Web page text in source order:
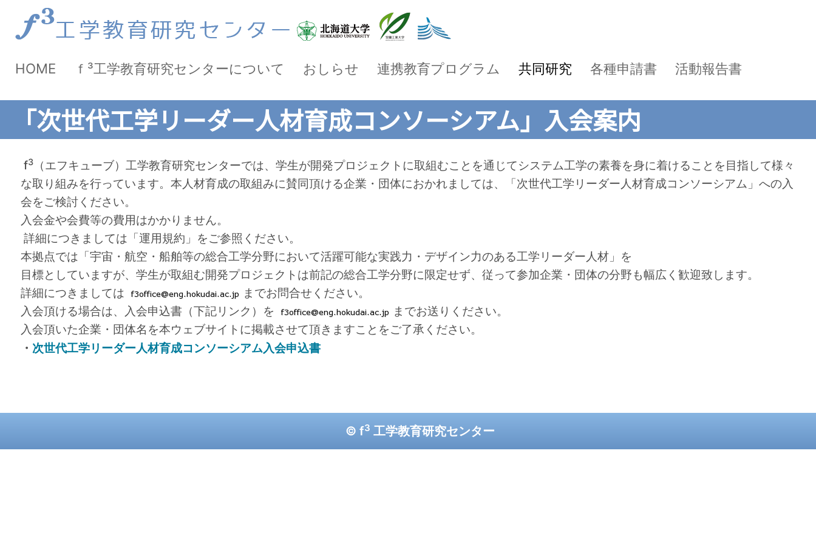
HOME ｆ³工学教育研究センターについて おしらせ 連携教育プログラム 共同研究 各種申請書 活動報告書
「次世代⼯学リーダー⼈材育成コンソーシアム」入会案内
f3（エフキューブ）工学教育研究センターでは、学生が開発プロジェクトに取組むことを通じてシステム工学の素養を身に着けることを目指して様々
な取り組みを行っています。本人材育成の取組みに賛同頂ける企業・団体におかれましては、「次世代工学リーダー人材育成コンソーシアム」への入
会をご検討ください。
入会金や会費等の費用はかかりません。
詳細につきましては「運用規約」をご参照ください。
本拠点では「宇宙・航空・船舶等の総合工学分野において活躍可能な実践力・デザイン力のある工学リーダー人材」を
目標としていますが、学生が取組む開発プロジェクトは前記の総合工学分野に限定せず、従って参加企業・団体の分野も幅広く歓迎致します。
詳細につきましては
までお問合せください。
入会頂ける場合は、入会申込書（下記リンク）を
までお送りください。
入会頂いた企業・団体名を本ウェブサイトに掲載させて頂きますことをご了承ください。
・ 次世代工学リーダー人材育成コンソーシアム入会申込書
© f3 工学教育研究センター